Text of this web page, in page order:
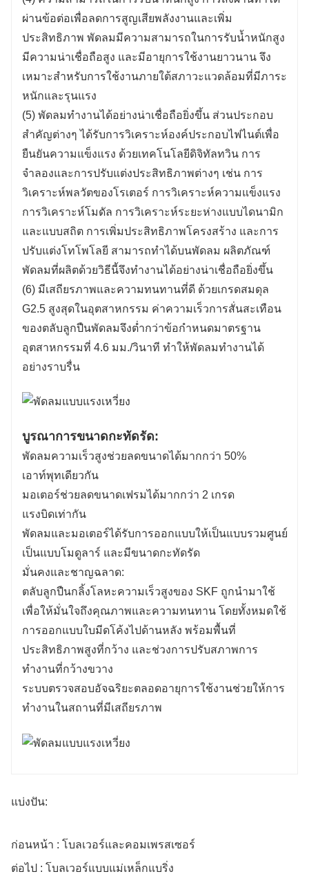
ผ่านข้อต่อเพื่อลดการสูญเสียพลังงานและเพิ่ม
ประสิทธิภาพ พัดลมมีความสามารถในการรับน้ำหนักสูง
มีความน่าเชื่อถือสูง และมีอายุการใช้งานยาวนาน จึง
เหมาะสำหรับการใช้งานภายใต้สภาวะแวดล้อมที่มีภาระ
หนักและรุนแรง
(5) พัดลมทำงานได้อย่างน่าเชื่อถือยิ่งขึ้น ส่วนประกอบ
สำคัญต่างๆ ได้รับการวิเคราะห์องค์ประกอบไฟไนต์เพื่อ
ยืนยันความแข็งแรง ด้วยเทคโนโลยีดิจิทัลทวิน การ
จำลองและการปรับแต่งประสิทธิภาพต่างๆ เช่น การ
วิเคราะห์พลวัตของโรเตอร์ การวิเคราะห์ความแข็งแรง
การวิเคราะห์โมดัล การวิเคราะห์ระยะห่างแบบไดนามิก
และแบบสถิต การเพิ่มประสิทธิภาพโครงสร้าง และการ
ปรับแต่งโทโพโลยี สามารถทำได้บนพัดลม ผลิตภัณฑ์
พัดลมที่ผลิตด้วยวิธีนี้จึงทำงานได้อย่างน่าเชื่อถือยิ่งขึ้น
(6) มีเสถียรภาพและความทนทานที่ดี ด้วยเกรดสมดุล
G2.5 สูงสุดในอุตสาหกรรม ค่าความเร็วการสั่นสะเทือน
ของตลับลูกปืนพัดลมจึงต่ำกว่าข้อกำหนดมาตรฐาน
อุตสาหกรรมที่ 4.6 มม./วินาที ทำให้พัดลมทำงานได้
อย่างราบรื่น
บูรณาการขนาดกะทัดรัด:
พัดลมความเร็วสูงช่วยลดขนาดได้มากกว่า 50%
เอาท์พุทเดียวกัน
มอเตอร์ช่วยลดขนาดเฟรมได้มากกว่า 2 เกรด
แรงบิดเท่ากัน
พัดลมและมอเตอร์ได้รับการออกแบบให้เป็นแบบรวมศูนย์
เป็นแบบโมดูลาร์ และมีขนาดกะทัดรัด
มั่นคงและชาญฉลาด:
ตลับลูกปืนกลิ้งโลหะความเร็วสูงของ SKF ถูกนำมาใช้
เพื่อให้มั่นใจถึงคุณภาพและความทนทาน โดยทั้งหมดใช้
การออกแบบใบมีดโค้งไปด้านหลัง พร้อมพื้นที่
ประสิทธิภาพสูงที่กว้าง และช่วงการปรับสภาพการ
ทำงานที่กว้างขวาง
ระบบตรวจสอบอัจฉริยะตลอดอายุการใช้งานช่วยให้การ
ทำงานในสถานที่มีเสถียรภาพ
แบ่งปัน:
ก่อนหน้า : โบลเวอร์และคอมเพรสเซอร์
ต่อไป : โบลเวอร์แบบแม่เหล็กแบริ่ง